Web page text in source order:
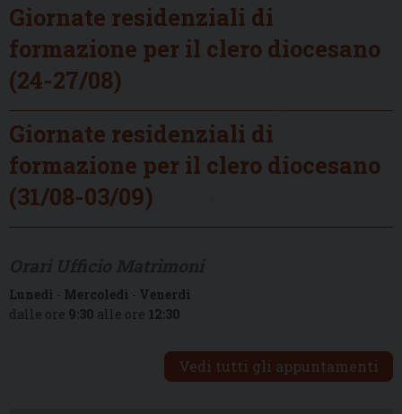
Giornate residenziali di
formazione per il clero diocesano
(24-27/08)
Giornate residenziali di
formazione per il clero diocesano
(31/08-03/09)
Lunedì - Mercoledì - Venerdì
dalle ore 9:30 alle ore 12:30
Vedi tutti gli appuntamenti